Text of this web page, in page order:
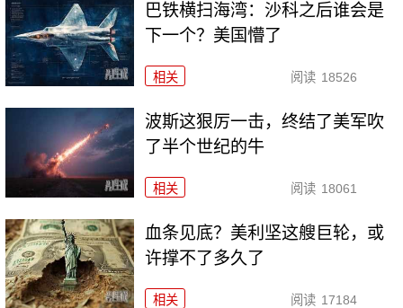
巴铁横扫海湾：沙科之后谁会是
下一个？美国懵了
相关 阅读 18526
波斯这狠厉一击，终结了美军吹
了半个世纪的牛
相关 阅读 18061
血条见底？美利坚这艘巨轮，或
许撑不了多久了
相关 阅读 17184